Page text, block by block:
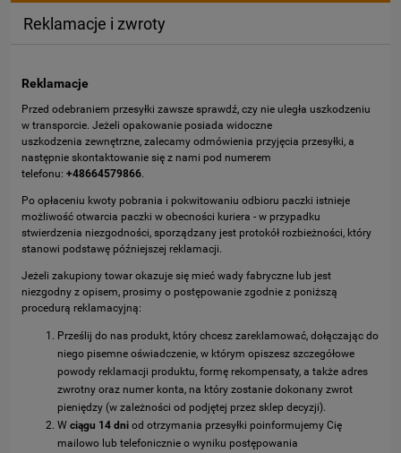
Reklamacje i zwroty
Reklamacje
Przed odebraniem przesyłki zawsze sprawdź, czy nie uległa uszkodzeniu
w transporcie. Jeżeli opakowanie posiada widoczne
uszkodzenia zewnętrzne, zalecamy odmówienia przyjęcia przesyłki, a
następnie skontaktowanie się z nami pod numerem
telefonu: +48664579866.
Po opłaceniu kwoty pobrania i pokwitowaniu odbioru paczki istnieje
możliwość otwarcia paczki w obecności kuriera - w przypadku
stwierdzenia niezgodności, sporządzany jest protokół rozbieżności, który
stanowi podstawę późniejszej reklamacji.
Jeżeli zakupiony towar okazuje się mieć wady fabryczne lub jest
niezgodny z opisem, prosimy o postępowanie zgodnie z poniższą
procedurą reklamacyjną:
Prześlij do nas produkt, który chcesz zareklamować, dołączając do
niego pisemne oświadczenie, w którym opiszesz szczegółowe
powody reklamacji produktu, formę rekompensaty, a także adres
zwrotny oraz numer konta, na który zostanie dokonany zwrot
pieniędzy (w zależności od podjętej przez sklep decyzji).
W ciągu 14 dni od otrzymania przesyłki poinformujemy Cię
mailowo lub telefonicznie o wyniku postępowania